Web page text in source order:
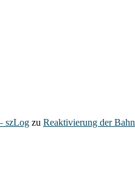
szLog zu Reaktivierung der